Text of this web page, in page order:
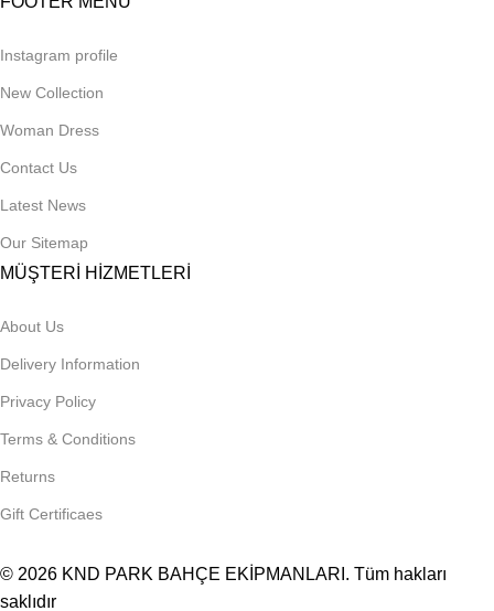
Instagram profile
New Collection
Woman Dress
Contact Us
Latest News
Our Sitemap
MÜŞTERİ HİZMETLERİ
About Us
Delivery Information
Privacy Policy
Terms & Conditions
Returns
Gift Certificaes
© 2026 KND PARK BAHÇE EKİPMANLARI . Tüm hakları
saklıdır